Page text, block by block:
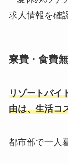
寮費・食費
リゾートバイ
由は、生活コ
都市部で一人